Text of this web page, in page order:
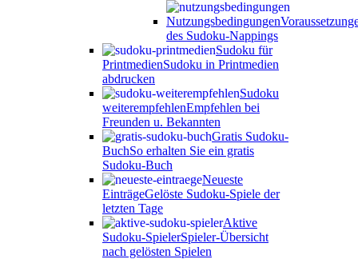
Nutzungsbedingungen
des Sudoku-Nappings
Sudoku für
PrintmedienSudoku in Printmedien
abdrucken
Sudoku
weiterempfehlenEmpfehlen bei
Freunden u. Bekannten
Gratis Sudoku-
BuchSo erhalten Sie ein gratis
Sudoku-Buch
Neueste
EinträgeGelöste Sudoku-Spiele der
letzten Tage
Aktive
Sudoku-SpielerSpieler-Übersicht
nach gelösten Spielen